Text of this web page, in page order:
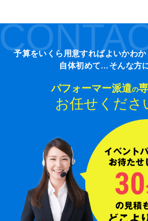
予算をいくら用意すればよいかわ
自体初めて…そんな方
パフォーマー派遣の
お任せくださ